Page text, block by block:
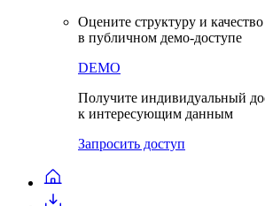
Оцените структуру и
в публичном демо-доступе
DEMO
Получите индивидуальный
к интересующим данным
Запросить доступ